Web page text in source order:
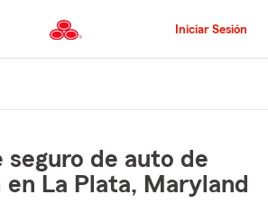
al
contenido
principal
Iniciar Sesión
seguro de auto de
La Plata, Maryland